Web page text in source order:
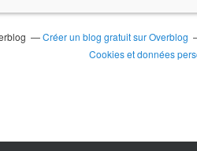
Créer un blog gratuit sur Overblog
Cookies et données